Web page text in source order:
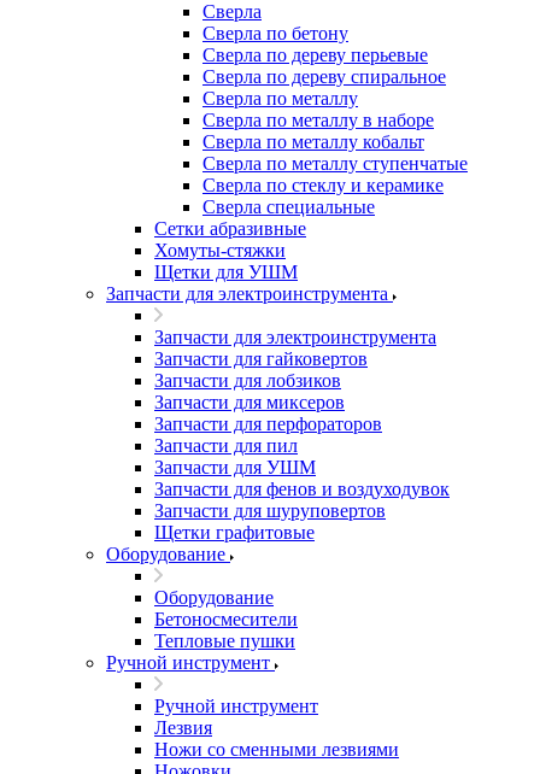
Сверла
Сверла по бетону
Сверла по дереву перьевые
Сверла по дереву спиральное
Сверла по металлу
Сверла по металлу в наборе
Сверла по металлу кобальт
Сверла по металлу ступенчатые
Сверла по стеклу и керамике
Сверла специальные
Сетки абразивные
Хомуты-стяжки
Щетки для УШМ
Запчасти для электроинструмента
Запчасти для электроинструмента
Запчасти для гайковертов
Запчасти для лобзиков
Запчасти для миксеров
Запчасти для перфораторов
Запчасти для пил
Запчасти для УШМ
Запчасти для фенов и воздуходувок
Запчасти для шуруповертов
Щетки графитовые
Оборудование
Оборудование
Бетоносмесители
Тепловые пушки
Ручной инструмент
Ручной инструмент
Лезвия
Ножи со сменными лезвиями